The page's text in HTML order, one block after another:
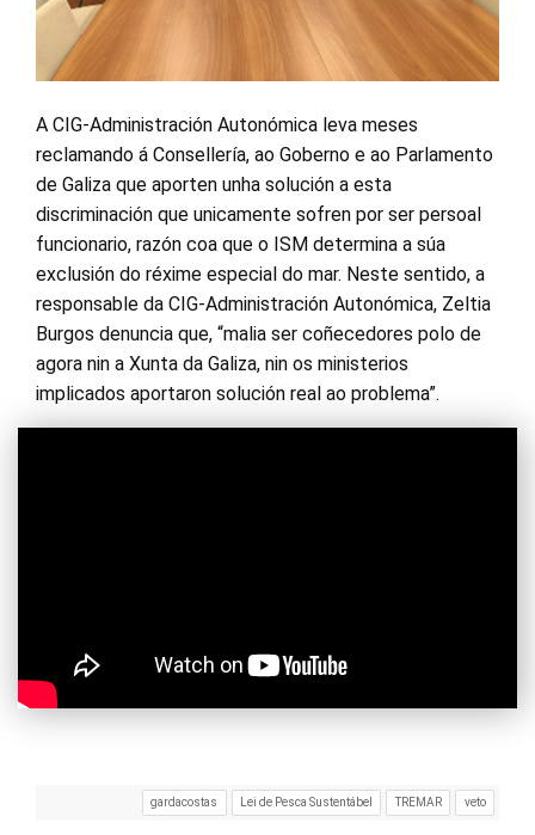
A CIG-Administración Autonómica leva meses
reclamando á Consellería, ao Goberno e ao Parlamento
de Galiza que aporten unha solución a esta
discriminación que unicamente sofren por ser persoal
funcionario, razón coa que o ISM determina a súa
exclusión do réxime especial do mar. Neste sentido, a
responsable da CIG-Administración Autonómica, Zeltia
Burgos denuncia que, “malia ser coñecedores polo de
agora nin a Xunta da Galiza, nin os ministerios
implicados aportaron solución real ao problema”.
gardacostas Lei de Pesca Sustentábel TREMAR veto